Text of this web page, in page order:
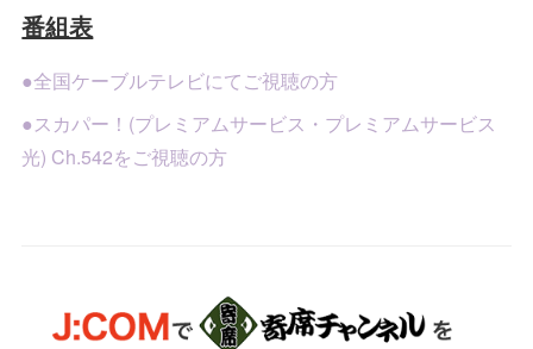
番組表
●全国ケーブルテレビにてご視聴の方
●スカパー！(プレミアムサービス・プレミアムサービス
光) Ch.542をご視聴の方